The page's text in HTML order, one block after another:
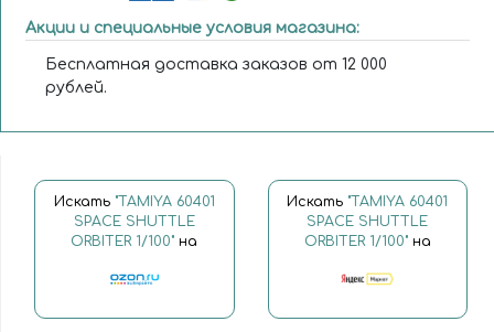
Акции и специальные условия магазина:
Бесплатная доставка заказов от 12 000
рублей.
Искать "TAMIYA 60401
SPACE SHUTTLE
ORBITER 1/100" на
Искать "TAMIYA 60401
SPACE SHUTTLE
ORBITER 1/100"на